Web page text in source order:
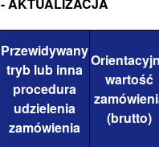
Przewidywany
tryb lub inna
procedura
udzielenia
zamówienia
wartość
(brutto)